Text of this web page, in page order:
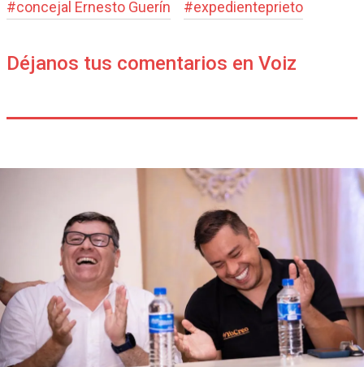
#concejal Ernesto Guerín #expedienteprieto
Déjanos tus comentarios en Voiz